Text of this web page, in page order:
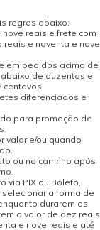
regras abaixo:
reais e frete com
e noventa e nove
em pedidos acima de
de duzentos e
centavos.
diferenciados e
para promoção de
valor e/ou quando
ou no carrinho após
via PIX ou Boleto,
a forma de
durarem os
o valor de dez reais
e nove reais e até